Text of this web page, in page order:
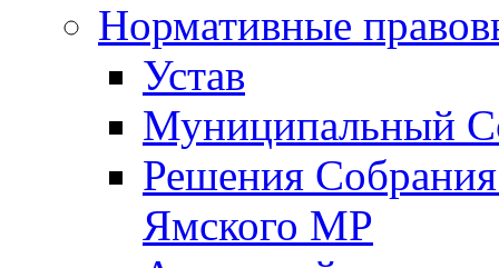
Нормативные
Устав
Муниципальный
Решения
Ямского МР